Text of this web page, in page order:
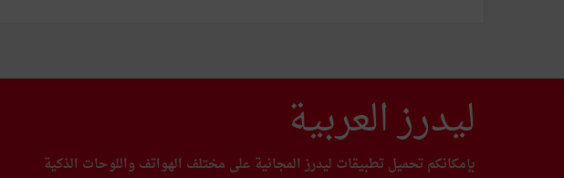
ليدرز العربية
بإمكانكم تحميل تطبيقات ليدرز المجانية على مختلف الهواتف واللوحات الذكية